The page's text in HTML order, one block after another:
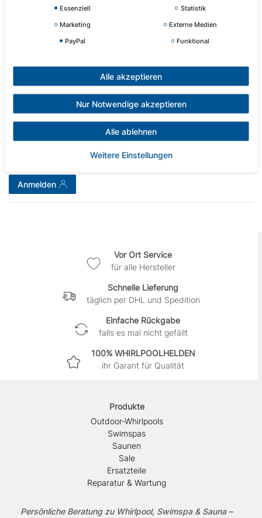
0
2
0
Melden Sie sich an, um eine Kundenrezension zu
Anmelden
Vor Ort Service
für alle Hersteller
Schnelle Lieferung
täglich per DHL und Spedition
Einfache Rückgabe
falls es mal nicht gefällt
100% WHIRLPOOLHELDEN
ihr Garant für Qualität
Produkte
Outdoor-Whirlpools
Swimspas
Saunen
Sale
Ersatzteile
Reparatur & Wartung
Persönliche Beratung zu Whirlpool, Swimspa & Sauna –
Essenziell
Statistik
Marketing
Externe Medien
PayPal
Funktional
Alle akzeptieren
Nur Notwendige akzeptieren
Alle ablehnen
Weitere Einstellungen